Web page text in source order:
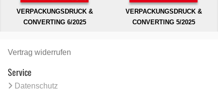
VERPACKUNGSDRUCK &
CONVERTING 6/2025
VERPACKUNGSDRUCK &
CONVERTING 5/2025
Vertrag widerrufen
Service
Datenschutz